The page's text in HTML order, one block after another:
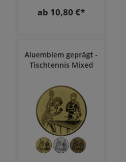
ab 10,80 €*
Aluemblem geprägt -
Tischtennis Mixed